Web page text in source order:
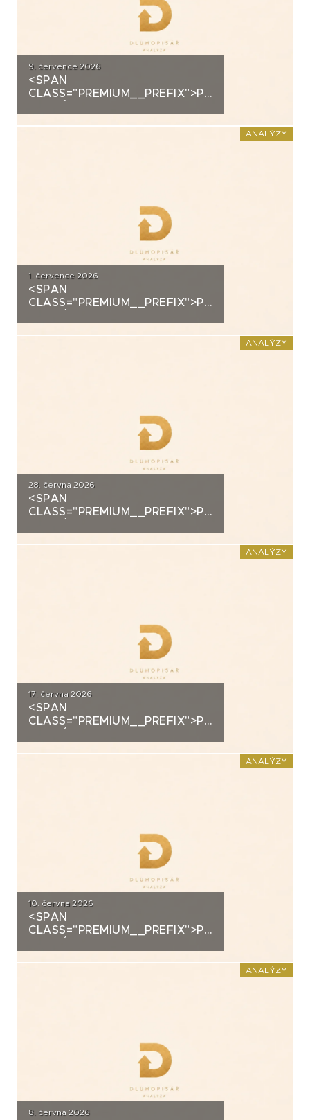
9. července 2026
<SPAN
CLASS="PREMIUM__PREFIX">PREMIUM</
ANALÝZY
1. července 2026
<SPAN
CLASS="PREMIUM__PREFIX">PREMIUM</
ANALÝZY
28. června 2026
<SPAN
CLASS="PREMIUM__PREFIX">PREMIUM</
ANALÝZY
17. června 2026
<SPAN
CLASS="PREMIUM__PREFIX">PREMIUM</
ANALÝZY
10. června 2026
<SPAN
CLASS="PREMIUM__PREFIX">PREMIUM</
ANALÝZY
8. června 2026